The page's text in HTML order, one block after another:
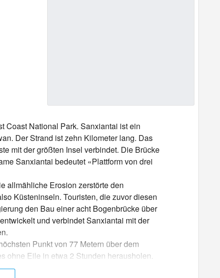
Coast National Park. Sanxiantai ist ein
Der Strand ist zehn Kilometer lang. Das
mit der größten Insel verbindet. Die Brücke
Sanxiantai bedeutet «Plattform von drei
allmähliche Erosion zerstörte den
Küsteninseln. Touristen, die zuvor diesen
den Bau einer acht Bogenbrücke über
und verbindet Sanxiantai mit der
Punkt von 77 Metern über dem
ohne Eile in etwa 2 Stunden herausholen.
die die Grundlage legendärer